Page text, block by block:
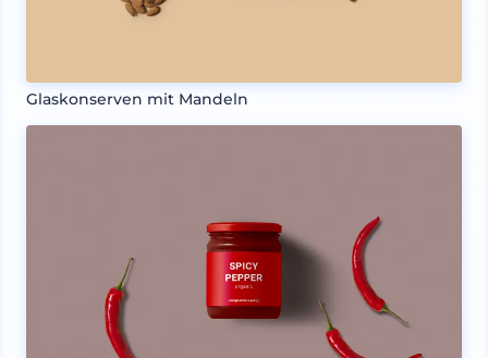
Glaskonserven mit Mandeln